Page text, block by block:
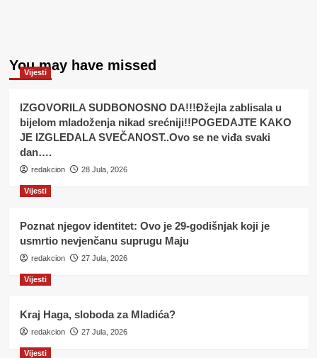
You may have missed
Vijesti
IZGOVORILA SUDBONOSNO DA!!!Đžejla zablisala u
bijelom mladoženja nikad srećniji!!POGEDAJTE KAKO
JE IZGLEDALA SVEČANOST..Ovo se ne viđa svaki
dan….
redakcion 28 Jula, 2026
Vijesti
Poznat njegov identitet: Ovo je 29-godišnjak koji je
usmrtio nevjenčanu suprugu Maju
redakcion 27 Jula, 2026
Vijesti
Kraj Haga, sloboda za Mladića?
redakcion 27 Jula, 2026
Vijesti